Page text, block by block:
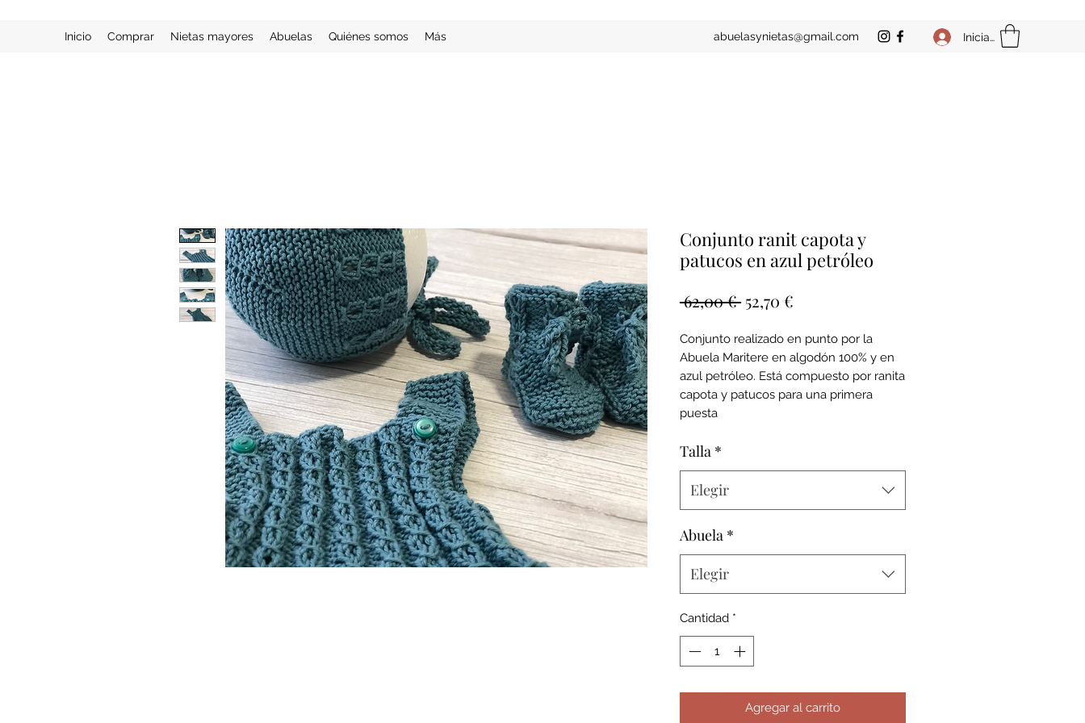
Inicio Comprar Nietas mayores Abuelas Quiénes somos Más abuelasynietas@gmail.com Iniciar sesión
Conjunto ranit capota y
patucos en azul petróleo
62,00 € Precio
52,70 €
oferta
Conjunto realizado en punto por la
Abuela Maritere en algodón 100% y en
azul petróleo. Está compuesto por ranita
capota y patucos para una primera
puesta
Talla *
Elegir
Abuela *
Elegir
Cantidad *
Agregar al carrito